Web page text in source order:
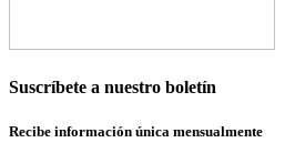
Suscríbete a nuestro boletín
Recibe información única mensualmente